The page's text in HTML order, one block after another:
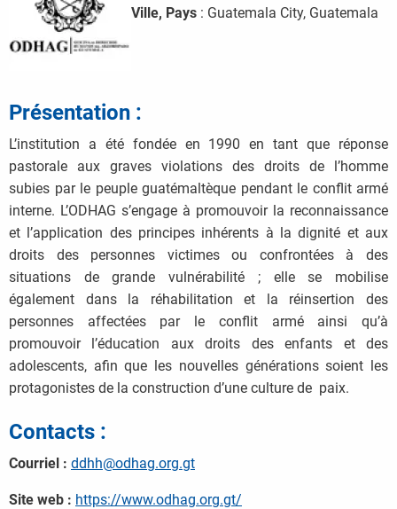
Ville, Pays : Guatemala City, Guatemala
Présentation :
L’institution a été fondée en 1990 en tant que réponse
pastorale aux graves violations des droits de l’homme
subies par le peuple guatémaltèque pendant le conflit armé
interne. L’ODHAG s’engage à promouvoir la reconnaissance
et l’application des principes inhérents à la dignité et aux
droits des personnes victimes ou confrontées à des
situations de grande vulnérabilité ; elle se mobilise
également dans la réhabilitation et la réinsertion des
personnes affectées par le conflit armé ainsi qu’à
promouvoir l’éducation aux droits des enfants et des
adolescents, afin que les nouvelles générations soient les
protagonistes de la construction d’une culture de paix.
Contacts :
Courriel : ddhh@odhag.org.gt
Site web : https://www.odhag.org.gt/